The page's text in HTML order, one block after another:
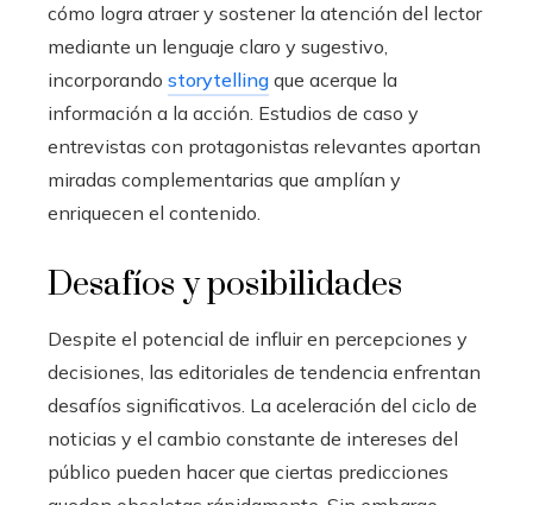
cómo logra atraer y sostener la atención del lector
mediante un lenguaje claro y sugestivo,
incorporando storytelling que acerque la
información a la acción. Estudios de caso y
entrevistas con protagonistas relevantes aportan
miradas complementarias que amplían y
enriquecen el contenido.
Desafíos y posibilidades
Despite el potencial de influir en percepciones y
decisiones, las editoriales de tendencia enfrentan
desafíos significativos. La aceleración del ciclo de
noticias y el cambio constante de intereses del
público pueden hacer que ciertas predicciones